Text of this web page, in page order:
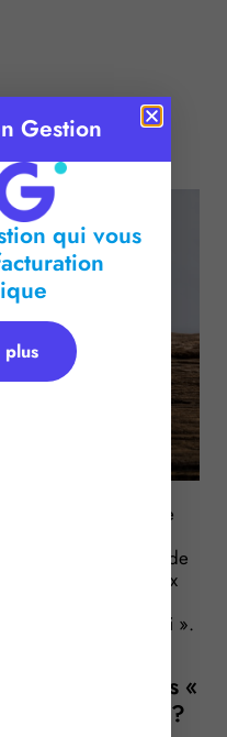
août 2025
: 2 minutes
d’impôt famille
engagées par
enfants de moins de
désormais aussi aux
établissements
pour le plein emploi ».
établissements «
des enfants ?
Gestion
qui vous
plus